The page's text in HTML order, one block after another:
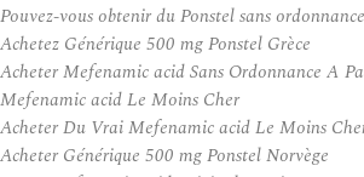
Pouvez-vous obtenir du Ponstel sans ordonnance
Achetez Générique 500 mg Ponstel Grèce
Acheter Mefenamic acid Sans Ordonnance A
Mefenamic acid Le Moins Cher
Acheter Du Vrai Mefenamic acid Le Moins
Acheter Générique 500 mg Ponstel Norvège